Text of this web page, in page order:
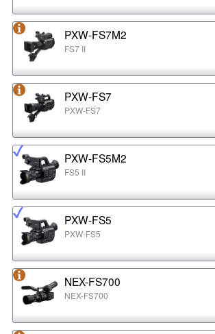
PXW-FS7M2
FS7 II
PXW-FS7
PXW-FS7
PXW-FS5M2
FS5 II
PXW-FS5
PXW-FS5
NEX-FS700
NEX-FS700